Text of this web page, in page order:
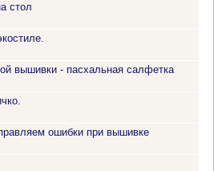
стол
вышивки - пасхальная салфетка
ошибки при вышивке